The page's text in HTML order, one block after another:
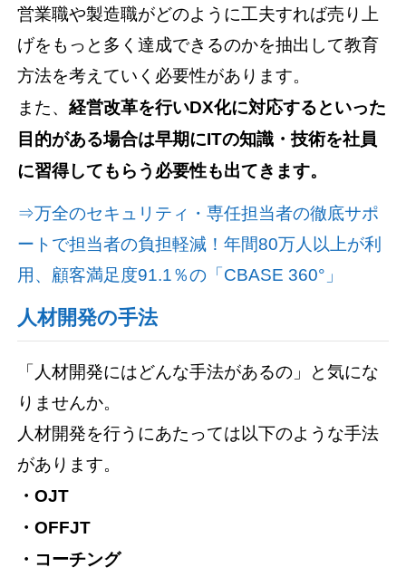
営業職や製造職がどのように工夫すれば売り上
げをもっと多く達成できるのかを抽出して教育
方法を考えていく必要性があります。
また、経営改革を行いDX化に対応するといった
目的がある場合は早期にITの知識・技術を社員
に習得してもらう必要性も出てきます。
⇒万全のセキュリティ・専任担当者の徹底サポ
ートで担当者の負担軽減！年間80万人以上が利
用、顧客満足度91.1％の「CBASE 360°」
人材開発の手法
「人材開発にはどんな手法があるの」と気にな
りませんか。
人材開発を行うにあたっては以下のような手法
があります。
・OJT
・OFFJT
・コーチング